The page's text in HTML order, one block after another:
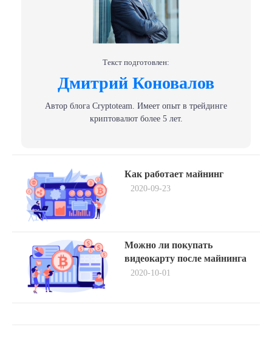
Текст подготовлен:
Дмитрий Коновалов
Автор блога Сryptoteam. Имеет опыт в трейдинге
криптовалют более 5 лет.
Навигация
по
записям
Как работает майнинг
2020-09-23
Можно ли покупать
видеокарту после майнинга
2020-10-01